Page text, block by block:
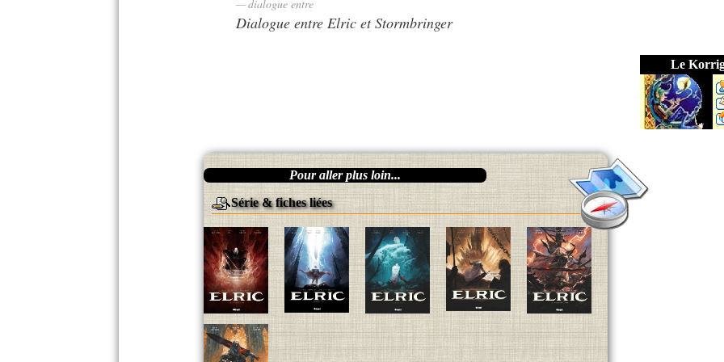
dialogue entre
Dialogue entre Elric et Stormbringer
Le
Pour aller plus loin...
Série & fiches liées